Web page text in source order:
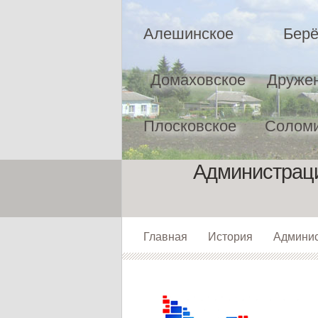
Алешинское
Домаховское
Плосковское
Главная История